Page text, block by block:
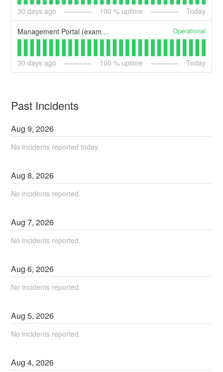
30 days ago 100 % uptime Today
Management Portal (example) Operational
30 days ago 100 % uptime Today
Past Incidents
Aug9,2026
No incidents reported today.
Aug8,2026
No incidents reported.
Aug7,2026
No incidents reported.
Aug6,2026
No incidents reported.
Aug5,2026
No incidents reported.
Aug4,2026